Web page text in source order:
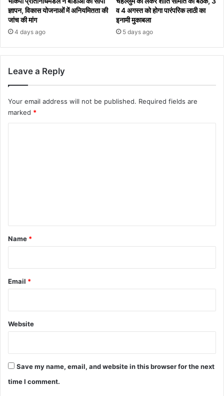
ज्ञापन, विकास योजनाओं में अनियमितता की
जांच की मांग
4 days ago
व 4 अगस्त को होगा पारंपरिक लाठी का
इनामी मुकाबला
5 days ago
Leave a Reply
Your email address will not be published. Required fields are
marked *
*
Name *
Email *
Website
Save my name, email, and website in this browser for the next
time I comment.